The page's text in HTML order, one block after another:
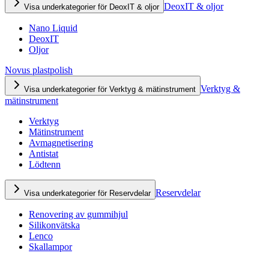
Visa underkategorier för DeoxIT & oljor DeoxIT & oljor
Nano Liquid
DeoxIT
Oljor
Novus plastpolish
Visa underkategorier för Verktyg & mätinstrument Verktyg &
mätinstrument
Verktyg
Mätinstrument
Avmagnetisering
Antistat
Lödtenn
Visa underkategorier för Reservdelar Reservdelar
Renovering av gummihjul
Silikonvätska
Lenco
Skallampor